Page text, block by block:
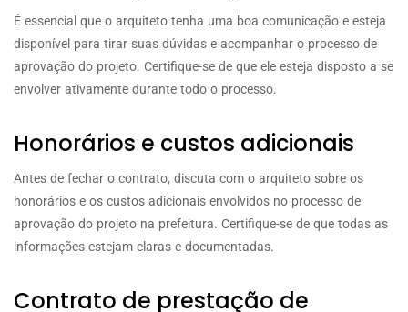
É essencial que o arquiteto tenha uma boa comunicação e esteja
disponível para tirar suas dúvidas e acompanhar o processo de
aprovação do projeto. Certifique-se de que ele esteja disposto a se
envolver ativamente durante todo o processo.
Honorários e custos adicionais
Antes de fechar o contrato, discuta com o arquiteto sobre os
honorários e os custos adicionais envolvidos no processo de
aprovação do projeto na prefeitura. Certifique-se de que todas as
informações estejam claras e documentadas.
Contrato de prestação de